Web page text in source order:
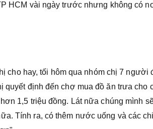
HCM vài ngày trước nhưng không có
cho hay, tối hôm qua nhóm chị 7 người
quyết định đến chợ mua đồ ăn trưa cho
1,5 triệu đồng. Lát nữa chúng mình
Tính ra, có thêm nước uống và các